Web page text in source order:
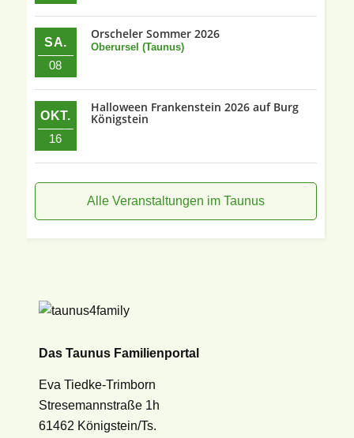
SA.
08
Orscheler Sommer 2026
Oberursel (Taunus)
OKT.
16
Halloween Frankenstein 2026 auf Burg
Königstein
Alle Veranstaltungen im Taunus
Das Taunus Familienportal
Eva Tiedke-Trimborn
Stresemannstraße 1h
61462 Königstein/Ts.